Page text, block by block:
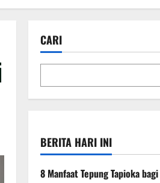
CARI
BERITA HARI INI
8 Manfaat Tepung Tapioka